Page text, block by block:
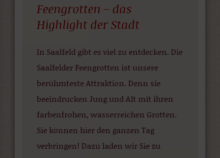
Feengrotten – das
Highlight der Stadt
In Saalfeld gibt es viel zu entdecken. Die
Saalfelder Feengrotten ist unsere
berühmteste Attraktion. Denn sie
beeindrucken Jung und Alt mit ihren
farbenfrohen, wasserreichen Grotten.
Sie können hier den ganzen Tag
verbringen! Dazu laden wir Sie zu